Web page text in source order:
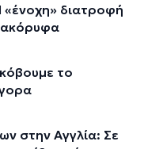
διατροφή
το
στην Αγγλία: Σε